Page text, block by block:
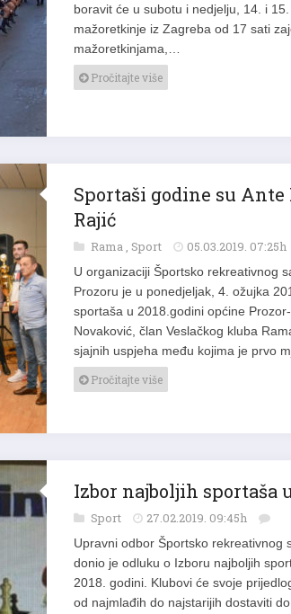
boravit će u subotu i nedjelju, 14. i
mažoretkinje iz Zagreba od 17 sati
mažoretkinjama,…
Pročitajte više
Sportaši godine su
Rajić
Rama , Sport 05.03.2019. 07:25h
U organizaciji Športsko rekreativnog
Prozoru je u ponedjeljak, 4. ožujka
sportaša u 2018.godini općine
Novaković, član Veslačkog kluba
sjajnih uspjeha među kojima je prvo
Pročitajte više
Izbor najboljih sportaša
Sport 27.02.2019. 09:45h
Upravni odbor Športsko rekreativnog
donio je odluku o Izboru najboljih
2018. godini. Klubovi će svoje
od najmlađih do najstarijih dostaviti